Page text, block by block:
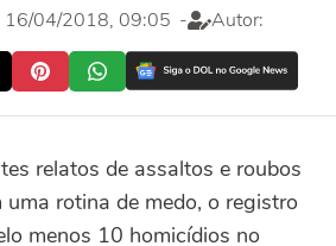
16/04/2018, 09:05 - Autor:
relatos de assaltos e roubos
uma rotina de medo, o registro
menos 10 homicídios no